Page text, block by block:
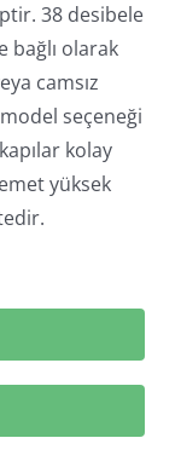
38 desibele
bağlı olarak
camsız
seçeneği
kolay
yüksek